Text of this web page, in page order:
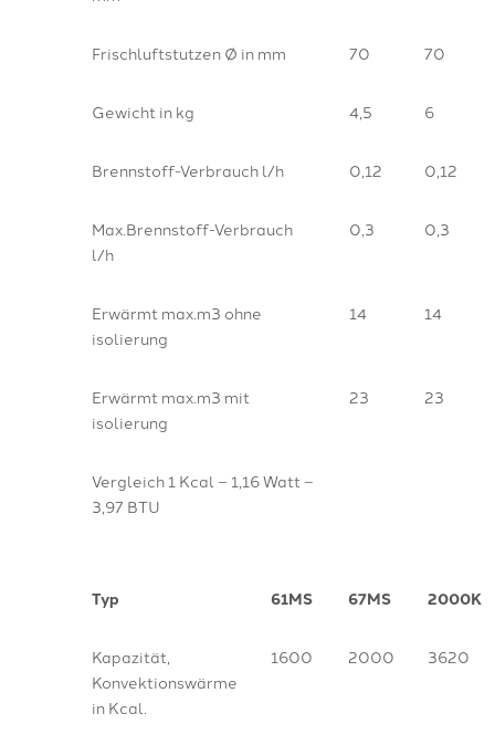
Frischluftstutzen Ø in mm 70 70
Gewicht in kg 4,5 6
Brennstoff-Verbrauch l/h 0,12 0,12
Max.Brennstoff-Verbrauch
l/h
0,3 0,3
Erwärmt max.m3 ohne
isolierung
14 14
Erwärmt max.m3 mit
isolierung
23 23
Vergleich 1 Kcal – 1,16 Watt –
3,97 BTU
Typ 61MS 67MS 2000K
Kapazität,
Konvektionswärme
in Kcal.
1600 2000 3620